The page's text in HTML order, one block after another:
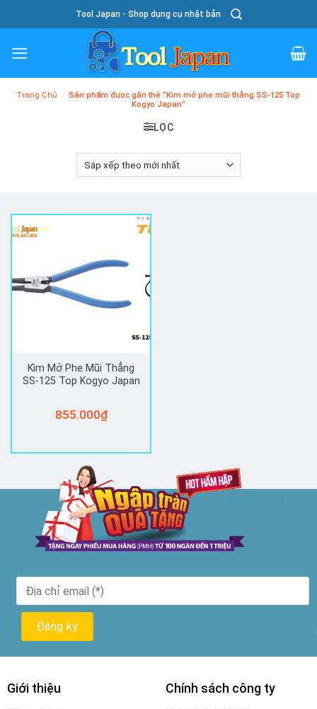
To
Content
Tool Japan - Shop dụng cụ nhật bản
Trang Chủ / Sản phẩm được gắn thẻ “Kìm mở phe mũi thẳng SS-125 Top
Kogyo Japan”
LỌC
Kìm Mở Phe Mũi Thẳng
SS-125 Top Kogyo Japan
855.000₫
Giới thiệu Chính sách công ty